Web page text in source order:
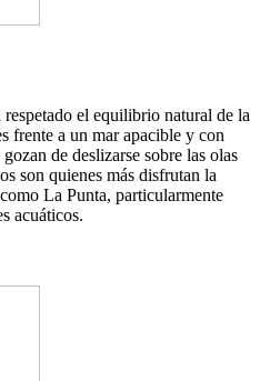
el equilibrio natural de la
frente a un mar apacible y con
de deslizarse sobre las olas
son quienes más disfrutan la
La Punta, particularmente
acuáticos.